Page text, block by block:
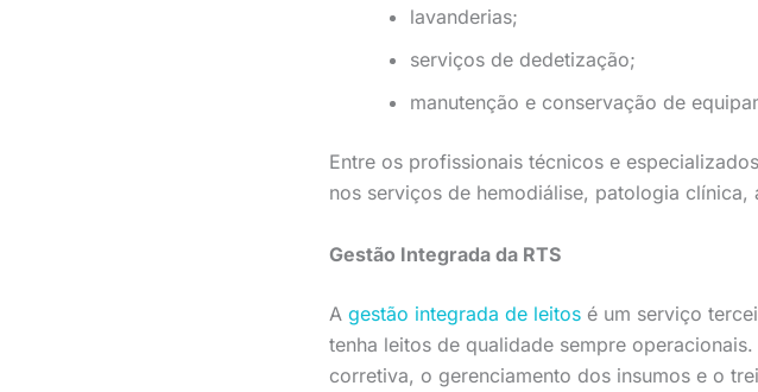
lavanderias;
serviços de dedetização;
manutenção e conservação de
Entre os profissionais técnicos e
nos serviços de hemodiálise, patologia
Gestão Integrada da RTS
A gestão integrada de leitos é um serviço
tenha leitos de qualidade sempre
corretiva, o gerenciamento dos insumos e o